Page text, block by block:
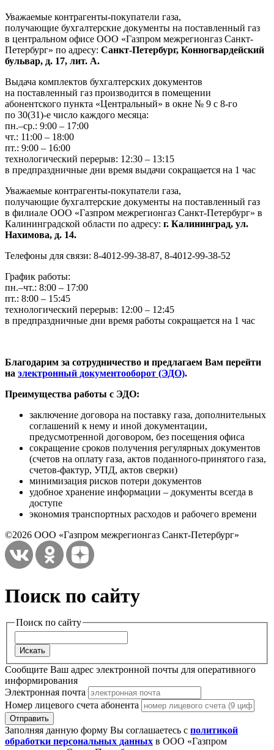
Уважаемые контрагенты-покупатели газа,
получающие бухгалтерские документы на поставленный газ
в центральном офисе ООО «Газпром межрегионгаз Санкт-
Петербург» по адресу: Санкт-Петербург, Конногвардейский
бульвар, д. 17, лит. А.
Выдача комплектов бухгалтерских документов
на поставленный газ производится в помещении
абонентского пункта «Центральный» в окне № 9 с 8-го
по 30(31)-е число каждого месяца:
пн.–ср.: 9:00 – 17:00
чт.: 11:00 – 18:00
пт.: 9:00 – 16:00
технологический перерыв: 12:30 – 13:15
в предпраздничные дни время выдачи сокращается на 1 час
Уважаемые контрагенты-покупатели газа,
получающие бухгалтерские документы на поставленный газ
в филиале ООО «Газпром межрегионгаз Санкт-Петербург» в
Калининградской области по адресу: г. Калининград, ул.
Нахимова, д. 14.
Телефоны для связи: 8-4012-99-38-87, 8-4012-99-38-52
График работы:
пн.–чт.: 8:00 – 17:00
пт.: 8:00 – 15:45
технологический перерыв: 12:00 – 12:45
­в предпраздничные дни время работы сокращается на 1 час
Благодарим за сотрудничество и предлагаем Вам перейти
на электронный документооборот (ЭДО).
Преимущества работы с ЭДО:
заключение договора на поставку газа, дополнительных
соглашений к нему и иной документации,
предусмотренной договором, без посещения офиса
сокращение сроков получения регулярных документов
(счетов на оплату газа, актов поданного-принятого газа,
счетов-фактур, УПД, актов сверки)
минимизация рисков потери документов
удобное хранение информации – документы всегда в
доступе
экономия транспортных расходов и рабочего времени
©2026 ООО «Газпром межрегионгаз Санкт-Петербург»
Поиск по сайту
Поиск по сайту
Сообщите Ваш адрес электронной почты для оперативного
информирования
Электронная почта
Номер лицевого счета абонента
Заполняя данную форму Вы соглашаетесь с политикой
обработки персональных данных в ООО «Газпром